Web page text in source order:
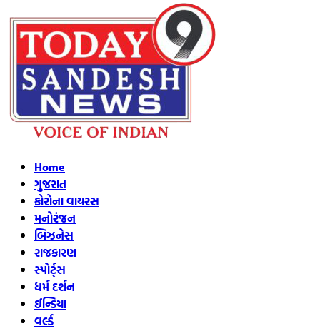
Home
ગુજરાત
કોરોના વાયરસ
મનોરંજન
બિઝનેસ
રાજકારણ
સ્પોર્ટ્સ
ધર્મ દર્શન
ઈન્ડિયા
વર્લ્ડ